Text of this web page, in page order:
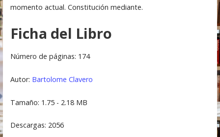
momento actual. Constitución mediante.
Ficha del Libro
Número de páginas: 174
Autor: Bartolome Clavero
Tamaño: 1.75 - 2.18 MB
Descargas: 2056